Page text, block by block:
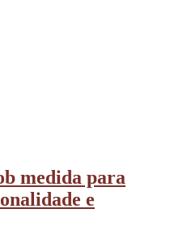
medida para
e